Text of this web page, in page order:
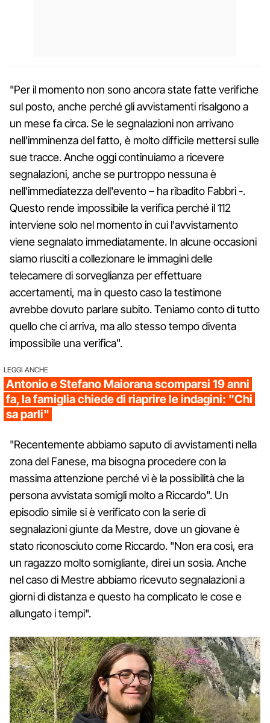
"Per il momento non sono ancora state fatte verifiche
sul posto, anche perché gli avvistamenti risalgono a
un mese fa circa. Se le segnalazioni non arrivano
nell'imminenza del fatto, è molto difficile mettersi sulle
sue tracce. Anche oggi continuiamo a ricevere
segnalazioni, anche se purtroppo nessuna è
nell'immediatezza dell'evento – ha ribadito Fabbri -.
Questo rende impossibile la verifica perché il 112
interviene solo nel momento in cui l'avvistamento
viene segnalato immediatamente. In alcune occasioni
siamo riusciti a collezionare le immagini delle
telecamere di sorveglianza per effettuare
accertamenti, ma in questo caso la testimone
avrebbe dovuto parlare subito. Teniamo conto di tutto
quello che ci arriva, ma allo stesso tempo diventa
impossibile una verifica".
LEGGI ANCHE
Antonio e Stefano Maiorana scomparsi 19 anni
fa, la famiglia chiede di riaprire le indagini: "Chi
sa parli"
"Recentemente abbiamo saputo di avvistamenti nella
zona del Fanese, ma bisogna procedere con la
massima attenzione perché vi è la possibilità che la
persona avvistata somigli molto a Riccardo". Un
episodio simile si è verificato con la serie di
segnalazioni giunte da Mestre, dove un giovane è
stato riconosciuto come Riccardo. "Non era così, era
un ragazzo molto somigliante, direi un sosia. Anche
nel caso di Mestre abbiamo ricevuto segnalazioni a
giorni di distanza e questo ha complicato le cose e
allungato i tempi".